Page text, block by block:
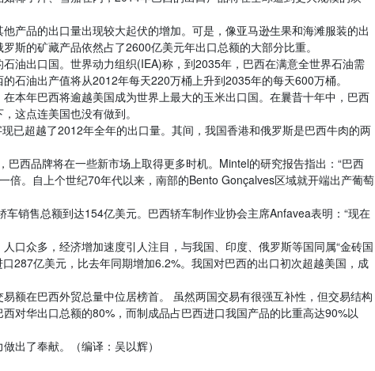
产品的出口量出现较大起伏的增加。可是，像亚马逊生果和海滩服装的出
斯的矿藏产品依然占了2600亿美元年出口总额的大部分比重。
油出口国。世界动力组织(IEA)称，到2035年，巴西在满意全世界石油需
石油出产值将从2012年每天220万桶上升到2035年的每天600万桶。
本年巴西将逾越美国成为世界上最大的玉米出口国。在曩昔十年中，巴西
这点连美国也没有做到。
已超越了2012年全年的出口量。其间，我国香港和俄罗斯是巴西牛肉的两
巴西品牌将在一些新市场上取得更多时机。Mintel的研究报告指出：“巴西
倍。自上个世纪70年代以来，南部的Bento Gonçalves区域就开端出产葡萄
销售总额到达154亿美元。巴西轿车制作业协会主席Anfavea表明：“现在
口众多，经济增加速度引人注目，与我国、印度、俄罗斯等国同属“金砖国
287亿美元，比去年同期增加6.2%。我国对巴西的出口初次超越美国，成
额在巴西外贸总量中位居榜首。 虽然两国交易有很强互补性，但交易结构
对华出口总额的80%，而制成品占巴西进口我国产品的比重高达90%以
出了奉献。（编译：吴以辉）